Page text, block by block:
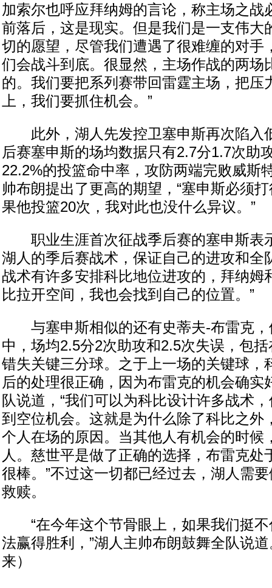
加索尔也呼应拜纳姆的言论，称主场之战
前落后，这是现实。但是我们是一支伟大
切的愿望，尽管我们遭遇了很难缠的对手
们会战斗到底。很显然，主场作战的两场
的。我们要把系列赛带回雷霆主场，把压
上，我们要抓住机会。”
此外，湖人先发控卫塞申斯再次陷入
后赛塞申斯的场均数据只有2.7分1.7次助
22.2%的投篮命中率，攻防两端完败威斯
帅布朗提出了更高的期望，“塞申斯必须
果他投篮20次，我对此也没什么异议。”
职业生涯首次征战季后赛的塞申斯表
湖人的季后赛战术，保证自己的进攻和全
战术有许多安排科比地位进攻的，拜纳姆
比拉开空间，我也会找到自己的位置。”
与塞申斯相似的还有史蒂夫-布雷克，
中，场均2.5分2次助攻和2.5次失误，包
错失关键三分球。之于上一场的关键球，
后的处理很正确，因为布雷克的机会确实
队说道，“我们可以为科比设计许多战术
到空位机会。这就是为什么除了科比之外
个人在场的原因。当其他人有机会的时候
人。慈世平是做了正确的选择，布雷克处
很棒。”不过这一切都已经过去，湖人需
救赎。
“在今年这个节骨眼上，如果我们挺不
法赢得胜利，”湖人主帅布朗鼓舞全队说
来）